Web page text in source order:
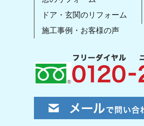
ドア・玄関のリフォーム
施工事例・お客様の声